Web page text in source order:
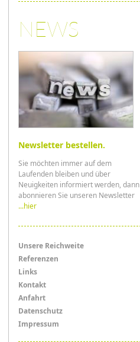
NEWS
Newsletter bestellen.
Sie möchten immer auf dem
Laufenden bleiben und über
Neuigkeiten informiert werden, dann
abonnieren Sie unseren Newsletter
...hier
Menü
Links
Unsere Reichweite
Referenzen
Links
Kontakt
Anfahrt
Datenschutz
Impressum